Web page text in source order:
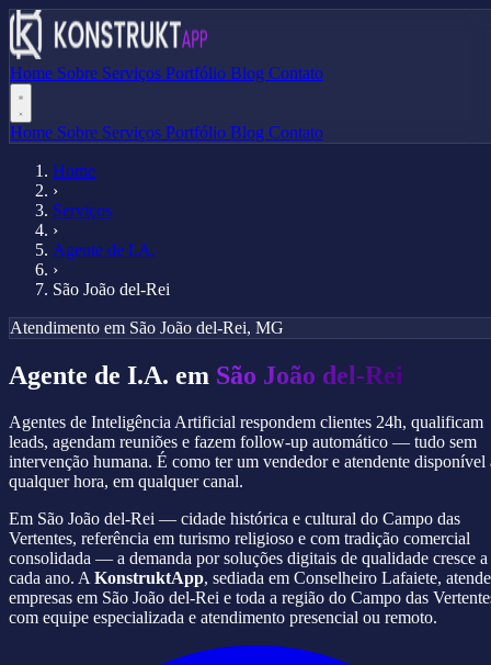
Home Sobre Serviços Portfólio Blog Contato
Home Sobre Serviços Portfólio Blog Contato
Home
›
Serviços
›
Agente de I.A.
›
São João del-Rei
Atendimento em São João del-Rei, MG
Agente de I.A. em São João del-Rei
Agentes de Inteligência Artificial respondem clientes 24h, qualificam
leads, agendam reuniões e fazem follow-up automático — tudo sem
intervenção humana. É como ter um vendedor e atendente disponível
qualquer hora, em qualquer canal.
Em São João del-Rei — cidade histórica e cultural do Campo das
Vertentes, referência em turismo religioso e com tradição comercial
consolidada — a demanda por soluções digitais de qualidade cresce a
cada ano. A KonstruktApp, sediada em Conselheiro Lafaiete, atende
empresas em São João del-Rei e toda a região do Campo das
com equipe especializada e atendimento presencial ou remoto.